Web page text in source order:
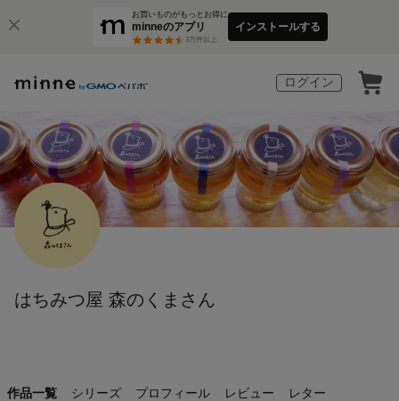
お買いものがもっとお得に
minneのアプリ
3万件以上
インストールする
ログイン
はちみつ屋 森のくまさん
作品一覧 シリーズ プロフィール レビュー レター